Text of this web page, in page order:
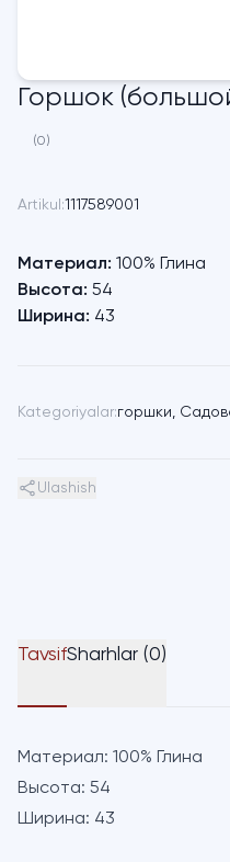
Горшок
(0)
Artikul:1117589001
Материал: 100% Глина
Высота: 54
Ширина: 43
Kategoriyalar:горшки,
Ulashish
TavsifSharhlar (0)
Материал: 100% Глина
Высота: 54
Ширина: 43